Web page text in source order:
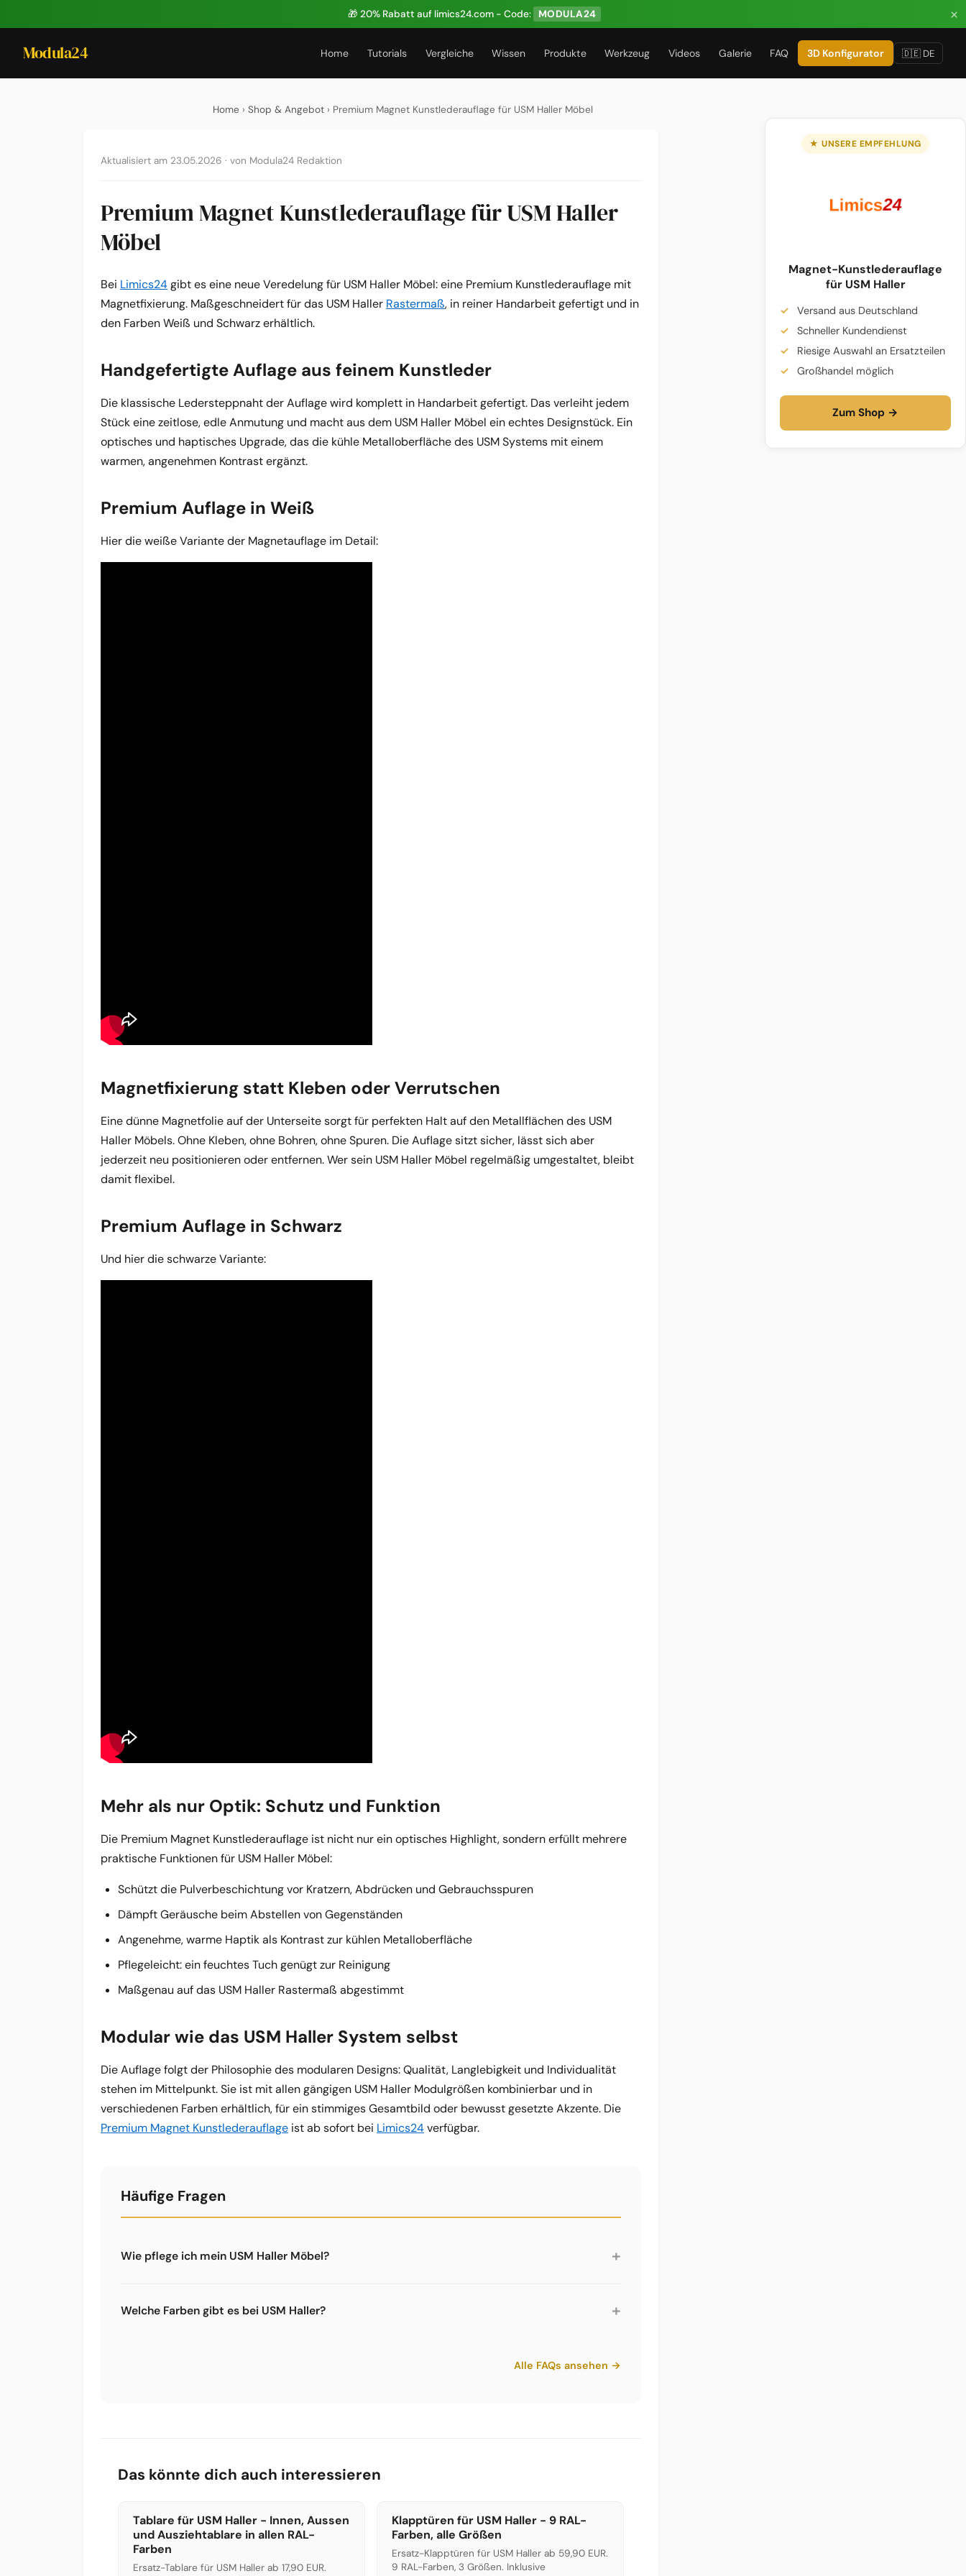
🎁 20% Rabatt auf limics24.com - Code: MODULA24 ×
Modula24 Home Tutorials Vergleiche Wissen Produkte Werkzeug Videos Galerie FAQ 3D Konfigurator 🇩🇪 DE
Home › Shop & Angebot › Premium Magnet Kunstlederauflage für USM Haller Möbel
Aktualisiert am 23.05.2026 · von Modula24 Redaktion
Premium Magnet Kunstlederauflage für USM Haller
Möbel
Bei Limics24gibt es eine neue Veredelung für USM Haller Möbel: eine Premium Kunstlederauflage mit
Magnetfixierung. Maßgeschneidert für das USM Haller Rastermaß, in reiner Handarbeit gefertigt und in
den Farben Weiß und Schwarz erhältlich.
Handgefertigte Auflage aus feinem Kunstleder
Die klassische Ledersteppnaht der Auflage wird komplett in Handarbeit gefertigt. Das verleiht jedem
Stück eine zeitlose, edle Anmutung und macht aus dem USM Haller Möbel ein echtes Designstück. Ein
optisches und haptisches Upgrade, das die kühle Metalloberfläche des USM Systems mit einem
warmen, angenehmen Kontrast ergänzt.
Premium Auflage in Weiß
Hier die weiße Variante der Magnetauflage im Detail:
Magnetfixierung statt Kleben oder Verrutschen
Eine dünne Magnetfolie auf der Unterseite sorgt für perfekten Halt auf den Metallflächen des USM
Haller Möbels. Ohne Kleben, ohne Bohren, ohne Spuren. Die Auflage sitzt sicher, lässt sich aber
jederzeit neu positionieren oder entfernen. Wer sein USM Haller Möbel regelmäßig umgestaltet, bleibt
damit flexibel.
Premium Auflage in Schwarz
Und hier die schwarze Variante:
Mehr als nur Optik: Schutz und Funktion
Die Premium Magnet Kunstlederauflage ist nicht nur ein optisches Highlight, sondern erfüllt mehrere
praktische Funktionen für USM Haller Möbel:
Schützt die Pulverbeschichtung vor Kratzern, Abdrücken und Gebrauchsspuren
Dämpft Geräusche beim Abstellen von Gegenständen
Angenehme, warme Haptik als Kontrast zur kühlen Metalloberfläche
Pflegeleicht: ein feuchtes Tuch genügt zur Reinigung
Maßgenau auf das USM Haller Rastermaß abgestimmt
Modular wie das USM Haller System selbst
Die Auflage folgt der Philosophie des modularen Designs: Qualität, Langlebigkeit und Individualität
stehen im Mittelpunkt. Sie ist mit allen gängigen USM Haller Modulgrößen kombinierbar und in
verschiedenen Farben erhältlich, für ein stimmiges Gesamtbild oder bewusst gesetzte Akzente. Die
Premium Magnet Kunstlederauflage ist ab sofort bei Limics24verfügbar.
Häufige Fragen
Wie pflege ich mein USM Haller Möbel? +
Reinigung reicht ein feuchtes Tuch mit mildem Reiniger. Keine Scheuermittel verwenden. Bei
stärkerer Verschmutzung Glasreiniger oder eine Mischung aus Wasser und Spiritus im Verhältnis
Welche Farben gibt es bei USM Haller? +
Stahlblau, Enzianblau, Olivgrün, Goldgelb, Reinorange, Rubinrot, USM Braun, USM Beige und
Alle FAQs ansehen →
Das könnte dich auch interessieren
Tablare für USM Haller - Innen, Aussen
und Ausziehtablare in allen RAL-
Farben
Ersatz-Tablare für USM Haller ab 17,90 EUR.
Klapptüren für USM Haller - 9 RAL-
Farben, alle Größen
Ersatz-Klapptüren für USM Haller ab 59,90 EUR.
9 RAL-Farben, 3 Größen. Inklusive
★ UNSERE EMPFEHLUNG
Magnet-Kunstlederauflage
für USM Haller
Versand aus Deutschland
Schneller Kundendienst
Riesige Auswahl an Ersatzteilen
Großhandel möglich
Zum Shop →